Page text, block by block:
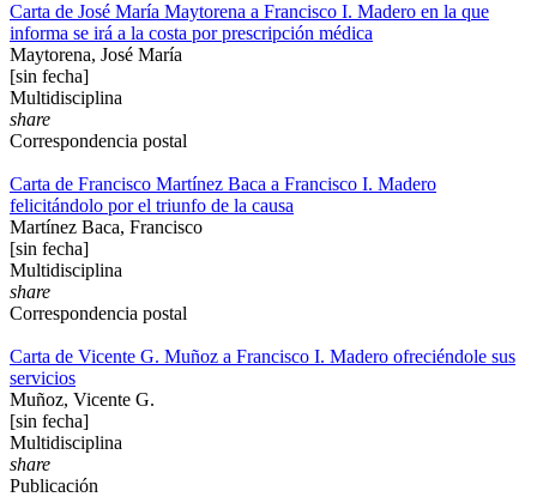
Carta de José María Maytorena a Francisco I. Madero en la que
informa se irá a la costa por prescripción médica
Maytorena, José María
[sin fecha]
Multidisciplina
share
Correspondencia postal
Carta de Francisco Martínez Baca a Francisco I. Madero
felicitándolo por el triunfo de la causa
Martínez Baca, Francisco
[sin fecha]
Multidisciplina
share
Correspondencia postal
Carta de Vicente G. Muñoz a Francisco I. Madero ofreciéndole sus
servicios
Muñoz, Vicente G.
[sin fecha]
Multidisciplina
share
Publicación